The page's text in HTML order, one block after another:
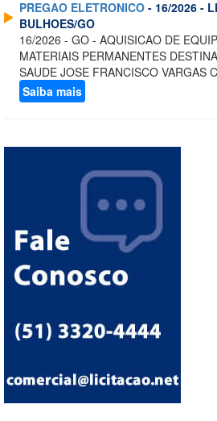
PREGAO ELETRONICO - 16/2026 -
BULHOES/GO
16/2026 - GO - AQUISICAO DE
MATERIAIS PERMANENTES
SAUDE JOSE FRANCISCO VARGAS
Saiba mais